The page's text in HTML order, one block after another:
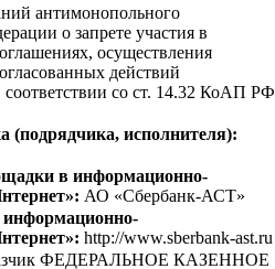
антимонопольного
о запрете участия в
осуществления
действий
соответствии со ст. 14.32 КоАП РФ
(подрядчика, исполнителя):
в информационно-
АО «Сбербанк-АСТ»
информационно-
http://www.sberbank-ast.ru
ФЕДЕРАЛЬНОЕ КАЗЕННОЕ